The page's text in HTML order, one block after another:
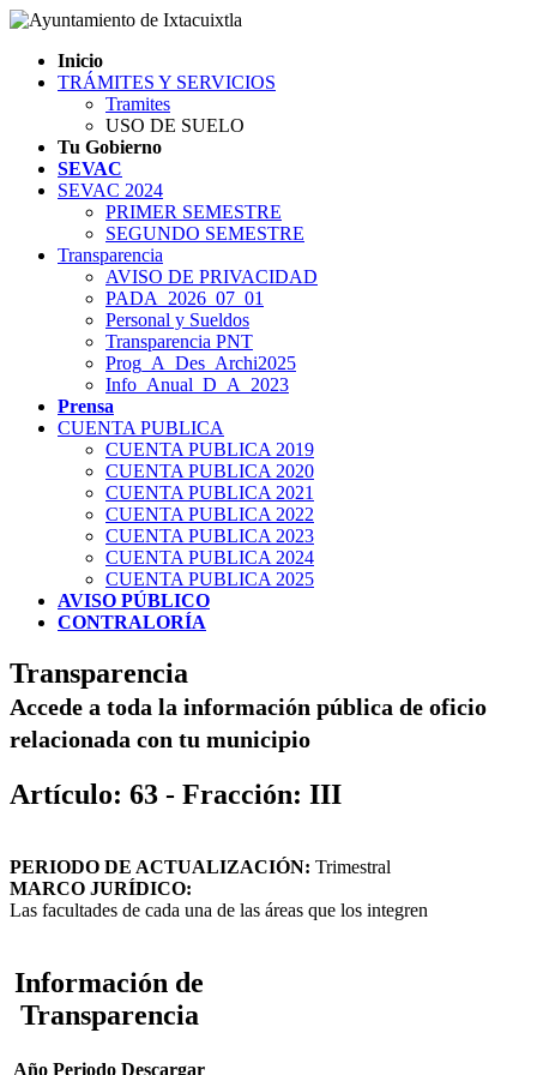
Inicio
TRÁMITES Y SERVICIOS
Tramites
USO DE SUELO
Tu Gobierno
SEVAC
SEVAC 2024
PRIMER SEMESTRE
SEGUNDO SEMESTRE
Transparencia
AVISO DE PRIVACIDAD
PADA_2026_07_01
Personal y Sueldos
Transparencia PNT
Prog_A_Des_Archi2025
Info_Anual_D_A_2023
Prensa
CUENTA PUBLICA
CUENTA PUBLICA 2019
CUENTA PUBLICA 2020
CUENTA PUBLICA 2021
CUENTA PUBLICA 2022
CUENTA PUBLICA 2023
CUENTA PUBLICA 2024
CUENTA PUBLICA 2025
AVISO PÚBLICO
CONTRALORÍA
Transparencia
Accede a toda la información pública de oficio
relacionada con tu municipio
Artículo: 63 - Fracción: III
PERIODO DE ACTUALIZACIÓN: Trimestral
MARCO JURÍDICO:
Las facultades de cada una de las áreas que los integren
Información de
Transparencia
Año Periodo Descargar